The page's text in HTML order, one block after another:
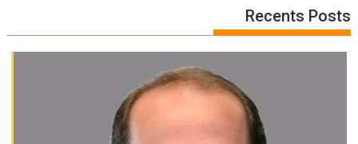
Recents Posts